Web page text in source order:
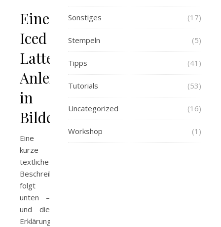
Eine
Iced
Latte
Anleitung
in
Bildern
Eine
kurze
textliche
Beschreibung
folgt
unten –
und die
Erklärung
Sonstiges (17)
Stempeln (5)
Tipps (41)
Tutorials (53)
Uncategorized (16)
Workshop (1)